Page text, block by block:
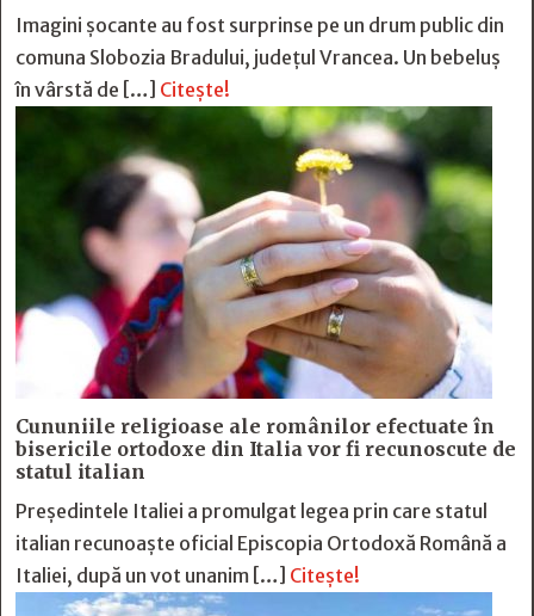
Imagini șocante au fost surprinse pe un drum public din
comuna Slobozia Bradului, județul Vrancea. Un bebeluș
în vârstă de […] Citește!
Cununiile religioase ale românilor efectuate în
bisericile ortodoxe din Italia vor fi recunoscute de
statul italian
Președintele Italiei a promulgat legea prin care statul
italian recunoaște oficial Episcopia Ortodoxă Română a
Italiei, după un vot unanim […] Citește!